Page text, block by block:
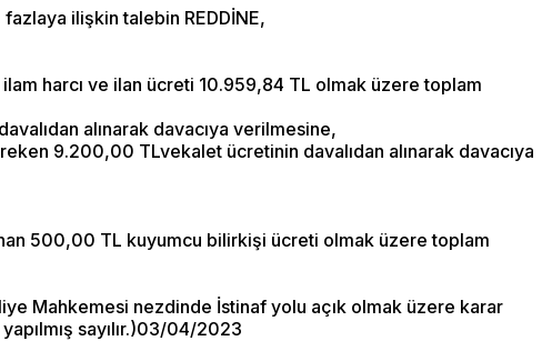
ilişkin talebin REDDİNE,
harcı ve ilan ücreti 10.959,84 TL olmak üzere toplam
alınarak davacıya verilmesine,
9.200,00 TLvekalet ücretinin davalıdan alınarak davacıya
500,00 TL kuyumcu bilirkişi ücreti olmak üzere toplam
Mahkemesi nezdinde İstinaf yolu açık olmak üzere karar
sayılır.)03/04/2023